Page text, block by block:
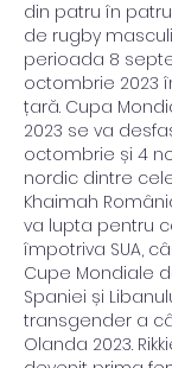
din patru în
de rugby
perioada 8
octombrie 2023
țară. Cupa
2023 se va
octombrie și 4
nordic dintre
Khaimah
va lupta pentru
împotriva SUA,
Cupe Mondiale
Spaniei și
transgender a
Olanda 2023.